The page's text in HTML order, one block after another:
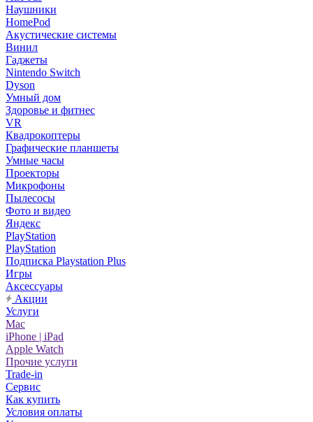
Наушники
HomePod
Акустические системы
Винил
Гаджеты
Nintendo Switch
Dyson
Умный дом
Здоровье и фитнес
VR
Квадрокоптеры
Графические планшеты
Умные часы
Проекторы
Микрофоны
Пылесосы
Фото и видео
Яндекс
PlayStation
PlayStation
Подписка Playstation Plus
Игры
Аксессуары
Акции
Услуги
Mac
iPhone | iPad
Apple Watch
Прочие услуги
Trade-in
Сервис
Как купить
Условия оплаты